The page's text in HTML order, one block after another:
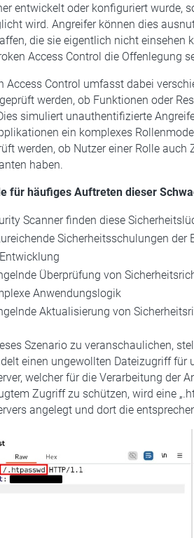
entwickelt oder konfiguriert wurde,
wird. Angreifer können dies
die sie eigentlich nicht einsehen
Access Control die Offenlegung
Access Control umfasst dabei
werden, ob Funktionen oder
simuliert unauthentifizierte
ein komplexes
werden, ob Nutzer einer Rolle
haben.
für häufiges Auftreten dieser
Scanner finden diese
Sicherheitsschulungen
Überprüfung von
Anwendungslogik
Aktualisierung von
Szenario zu veranschaulichen,
einen ungewollten Dateizugriff für
welcher für die Verarbeitung der
Zugriff zu schützen, wird eine
angelegt und dort die